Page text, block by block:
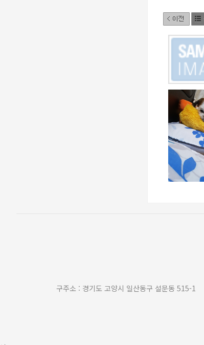
구주소 : 경기도 고양시 일산동구 설문동 515-1